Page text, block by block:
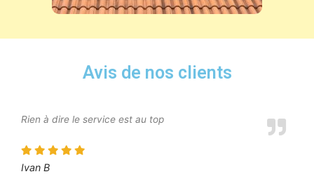
Avis de nos clients
Rien à dire le service est au top
Ivan B